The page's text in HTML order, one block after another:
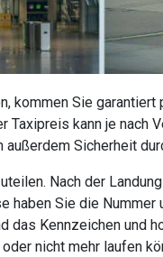
kommen Sie garantiert
kann je nach
Sicherheit
Nach der
Sie die
das Kennzeichen und
nicht mehr laufen